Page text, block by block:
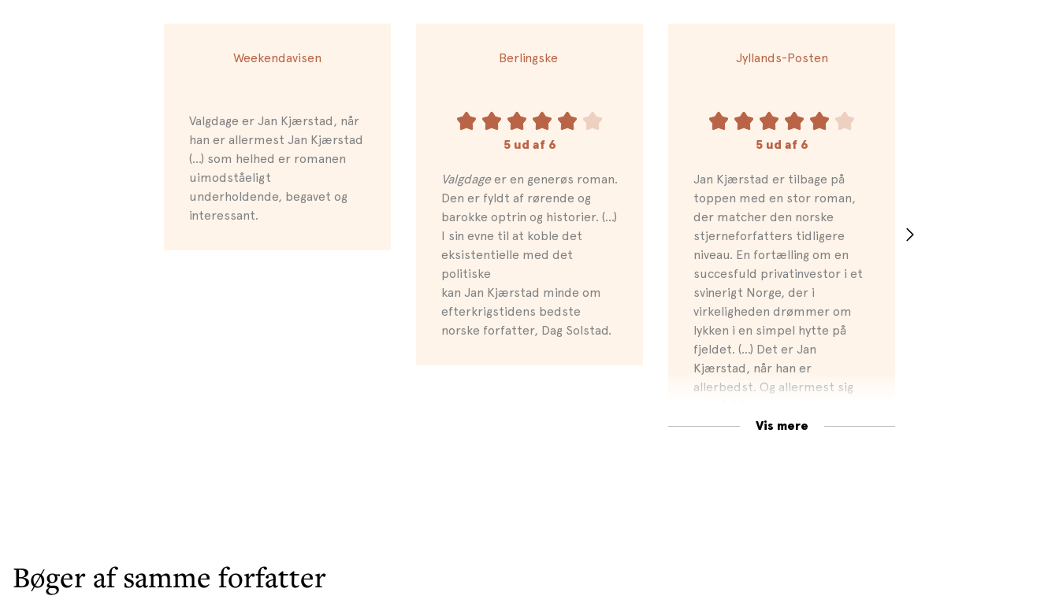
Weekendavisen
Valgdage er Jan Kjærstad, når
han er allermest Jan Kjærstad
(…) som helhed er romanen
uimodståeligt
underholdende, begavet og
interessant.
Berlingske
5 ud af 6
Valgdageer en generøs roman.
Den er fyldt af rørende og
barokke optrin og historier. (…)
I sin evne til at koble det
eksistentielle med det
politiske
kan Jan Kjærstad minde om
efterkrigstidens bedste
norske forfatter, Dag Solstad.
Jyllands-Posten
5 ud af 6
Jan Kjærstad er tilbage på
toppen med en stor roman,
der matcher den norske
stjerneforfatters tidligere
niveau. En fortælling om en
succesfuld privatinvestor i et
svinerigt Norge, der i
virkeligheden drømmer om
lykken i en simpel hytte på
fjeldet. (…) Det er Jan
Kjærstad, når han er
allerbedst. Og allermest sig
stilen kalejdoskopisk og
Vis mere
Bøger af samme forfatter